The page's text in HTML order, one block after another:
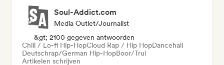
Soul-Addict.com
Media Outlet/Journalist
&gt; 2100 gegeven antwoorden
Chill / Lo-fi Hip-HopCloud Rap / Hip HopDancehall
Deutschrap/German Hip-HopBoor/Trui
Artikelen schrijven